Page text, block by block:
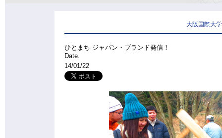
大阪国際大
ひとまち ジャパン・ブランド発信！
Date.
14/01/22